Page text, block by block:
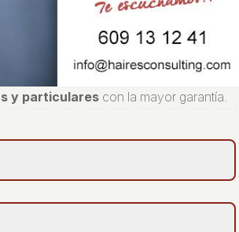
y particulares con la mayor garantía.